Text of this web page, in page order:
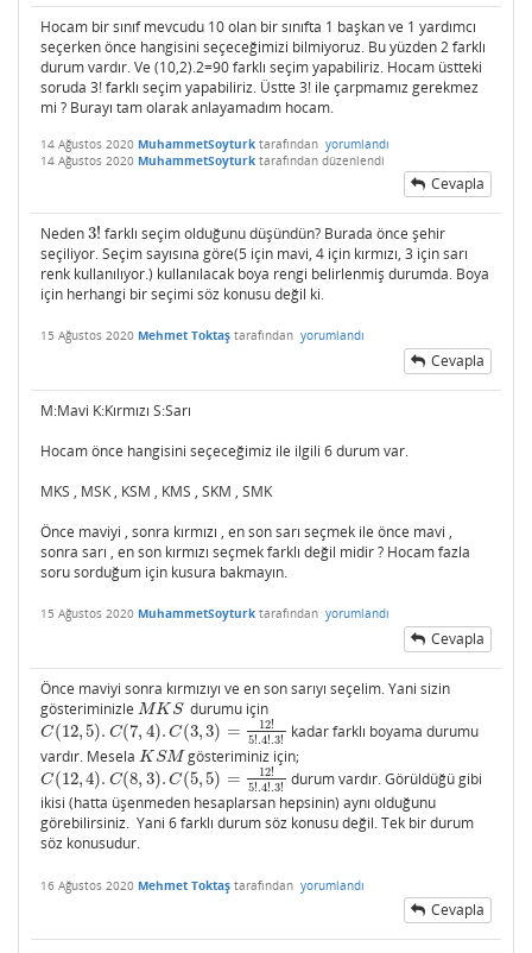
Hocam bir sınıf mevcudu 10 olan bir sınıfta 1 başkan ve 1 yardımcı
seçerken önce hangisini seçeceğimizi bilmiyoruz. Bu yüzden 2 farklı
durum vardır. Ve (10,2).2=90 farklı seçim yapabiliriz. Hocam üstteki
soruda 3! farklı seçim yapabiliriz. Üstte 3! ile çarpmamız gerekmez
mi ? Burayı tam olarak anlayamadım hocam.
14 Ağustos 2020 MuhammetSoyturk tarafından yorumlandı
14 Ağustos 2020 MuhammetSoyturk tarafından düzenlendi
Cevapla
Neden3!
3! farklı seçim olduğunu düşündün? Burada önce şehir
seçiliyor. Seçim sayısına göre(5 için mavi, 4 için kırmızı, 3 için sarı
renk kullanılıyor.) kullanılacak boya rengi belirlenmiş durumda. Boya
için herhangi bir seçimi söz konusu değil ki.
15 Ağustos 2020 Mehmet Toktaş tarafından yorumlandı
Cevapla
M:Mavi K:Kırmızı S:Sarı
Hocam önce hangisini seçeceğimiz ile ilgili 6 durum var.
MKS , MSK , KSM , KMS , SKM , SMK
Önce maviyi , sonra kırmızı , en son sarı seçmek ile önce mavi ,
sonra sarı , en son kırmızı seçmek farklı değil midir ? Hocam fazla
soru sorduğum için kusura bakmayın.
15 Ağustos 2020 MuhammetSoyturk tarafından yorumlandı
Cevapla
Önce maviyi sonra kırmızıyı ve en son sarıyı seçelim. Yani sizin
gösteriminizle MKS
MKS durumu için
C(12,5). C(7, 4). C(3,3) = 12!
5!.4!.3!
C(12,5).C( 7,4).C (3,3)=12!5!.4 !.3
kadar farklı boyama durumu
vardır. Mesela KSM
KSM gösteriminiz için;
C(12,4). C(8, 3). C(5,5) = 12!
5!.4!.3!
C(12,4).C( 8,3).C (5,5)=12!5!.4 !.3
durum vardır. Görüldüğü gibi
ikisi (hatta üşenmeden hesaplarsan hepsinin) aynı olduğunu
görebilirsiniz. Yani 6 farklı durum söz konusu değil. Tek bir durum
söz konusudur.
16 Ağustos 2020 Mehmet Toktaş tarafından yorumlandı
Cevapla